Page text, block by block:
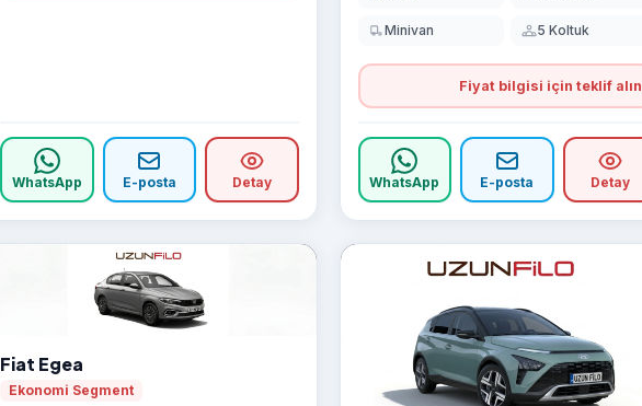
WhatsApp E-posta Detay
Minivan 5 Koltuk
Fiyat bilgisi için teklif alın
WhatsApp E-posta Detay
Fiat Egea
Ekonomi Segment